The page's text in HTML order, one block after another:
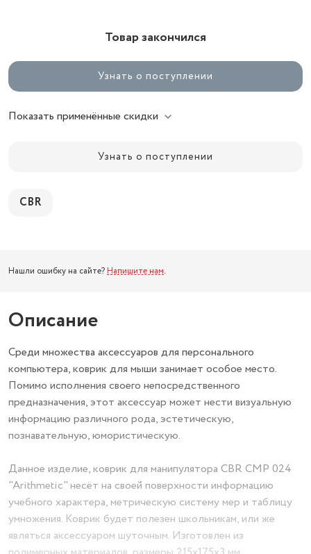
Товар закончился
Узнать о поступлении
Показать применённые скидки
Узнать о поступлении
CBR
Нашли ошибку на сайте? Напишите нам.
Описание
Среди множества аксессуаров для персонального
компьютера, коврик для мыши занимает особое место.
Помимо исполнения своего непосредственного
предназначения, этот аксессуар может нести визуальную
информацию различного рода, эстетическую,
познавательную, юмористическую.
Данное изделие, коврик для манипулятора CBR CMP 024
"Arithmetic" несёт на своей поверхности информацию
учебного характера, метрическую систему мер и таблицу
умножения. Коврик будет полезен школьникам, или же
являться аксессуаром шуточным. Изготовлен из